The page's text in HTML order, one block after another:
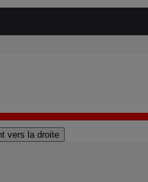
vers la droite